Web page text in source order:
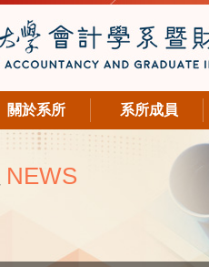
關於系所 系所成員
NEWS